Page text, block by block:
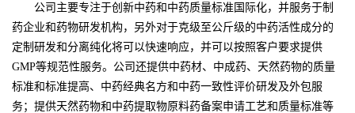
公司 主要专注于创新中药和中药质量标准国际化，并服务于制
药企业和药物研发机构，另外对于克级至公斤级的中药活性成分的
定制研发和分离纯化将可以快速响应，并可以按照客户要求提供
GMP等规范性服务。公司还提供中药材、中成药、天然药物的质量
标准和标准提高、中药经典名方和中药一致性评价研发及外包服
务；提供天然药物和中药提取物原料药备案申请工艺和质量标准等